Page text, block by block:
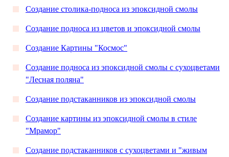
Создание столика-подноса из эпоксидной смолы
Создание подноса из цветов и эпоксидной смолы
Создание Картины "Космос"
Создание подноса из эпоксидной смолы с сухоцветами
"Лесная поляна"
Создание подстаканников из эпоксидной смолы
Создание картины из эпоксидной смолы в стиле
"Мрамор"
Создание подстаканников с сухоцветами и "живым